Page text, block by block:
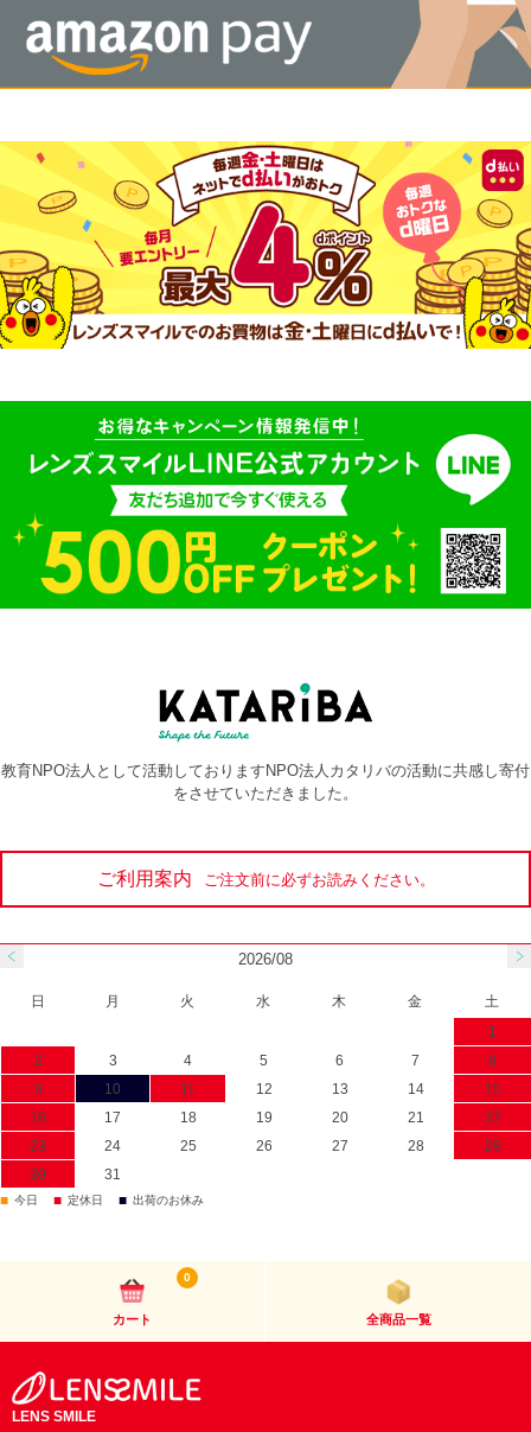
教育NPO法人として活動しておりますNPO法人カタリバの活動に共感し寄付
をさせていただきました。
ご利用案内 ご注文前に必ずお読みください。
2026/08
日 月 火 水 木 金
土
1
2
3 4 5 6 7
8
9
10 11 12 13 14
15
16
17 18 19 20 21
22
23
24 25 26 27 28
29
30
31
■ 今日 ■ 定休日 ■ 出荷のお休み
カート
0
全商品一覧
LENS SMILE